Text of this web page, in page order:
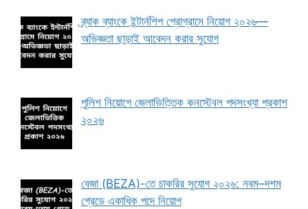
ব্র্যাক ব্যাংকে ইন্টার্নশিপ প্রোগ্রামে নিয়োগ ২০২৬—
অভিজ্ঞতা ছাড়াই আবেদন করার সুযোগ
পুলিশ নিয়োগে জেলাভিত্তিক কনস্টেবল পদসংখ্যা প্রকাশ
২০২৬
বেজা (BEZA)-তে চাকরির সুযোগ ২০২৬: নবম–দশম
গ্রেডে একাধিক পদে নিয়োগ